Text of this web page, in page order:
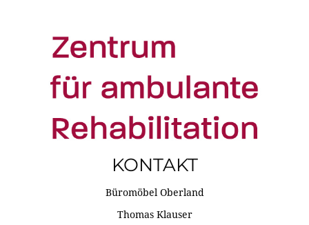
KONTAKT
Büromöbel Oberland
Thomas Klauser